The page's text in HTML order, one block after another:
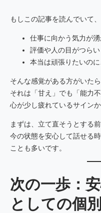
もしこの記事を読んでいて、
仕事に向かう気力が
評価や人の目がつらい
本当は頑張りたいの
そんな感覚がある方がいたら
それは「甘え」でも「能力不
心が少し疲れているサインか
まずは、立て直そうとする前
今の状態を安心して話せる
ことも多いです。
次の一歩：
としての個